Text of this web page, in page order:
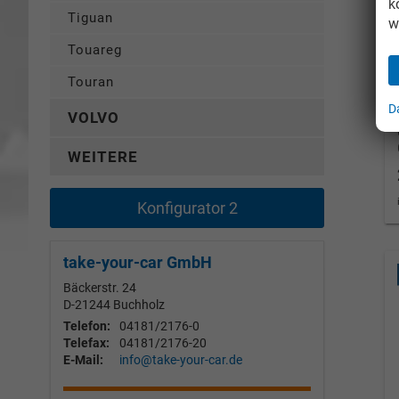
Tiguan
Touareg
Touran
VOLVO
WEITERE
Konfigurator 2
take-your-car GmbH
Bäckerstr. 24
D-21244 Buchholz
Telefon:
04181/2176-0
Telefax:
04181/2176-20
E-Mail:
info@take-your-car.de